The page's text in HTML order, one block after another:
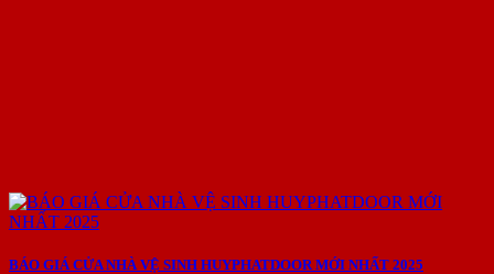
BÁO GIÁ CỬA NHÀ VỆ SINH HUYPHATDOOR MỚI NHẤT 2025